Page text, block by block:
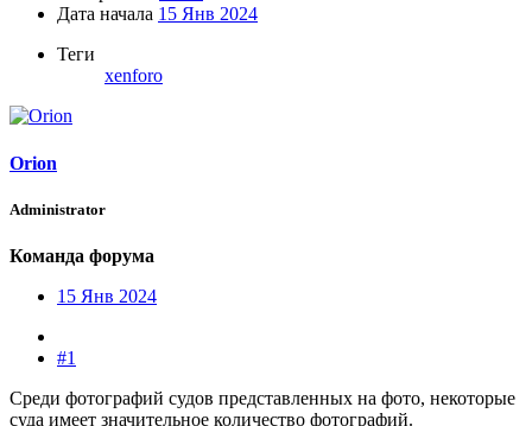
Дата начала 15 Янв 2024
Теги
xenforo
Orion
Administrator
Команда форума
15 Янв 2024
#1
Среди фотографий судов представленных на фото, некоторые
суда имеет значительное количество фотографий.